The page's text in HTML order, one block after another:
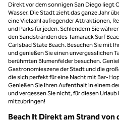
Direkt vor dem sonnigen San Diego liegt
Wasser. Die Stadt zieht das ganze Jahr
eine Vielzahl aufregender Attraktionen,
und Parks für jeden. Schlendern Sie
den Sandstränden des Tamarack Surf
Carlsbad State Beach. Besuchen Sie mit
und genießen Sie einen unvergesslichen
berühmten Blumenfelder besuchen.
Gastronomieszene der Stadt und die
die sich perfekt für eine Nacht mit Bar-
Genießen Sie Ihren Aufenthalt in einem
und vergessen Sie nicht, für diesen
mitzubringen!
Beach It Direkt am Strand von